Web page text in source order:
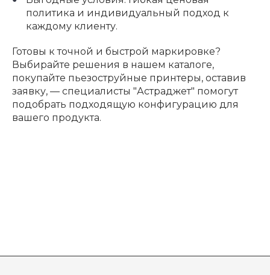
политика и индивидуальный подход к
каждому клиенту.
Готовы к точной и быстрой маркировке?
Выбирайте решения в нашем каталоге,
покупайте пьезоструйные принтеры, оставив
заявку, — специалисты "Астраджет" помогут
подобрать подходящую конфигурацию для
вашего продукта.